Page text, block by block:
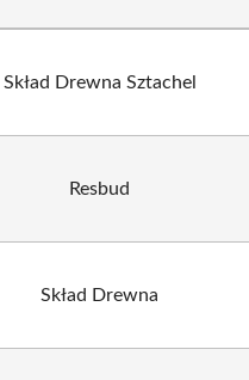
Skład Drewna Sztachel
Resbud
Skład Drewna